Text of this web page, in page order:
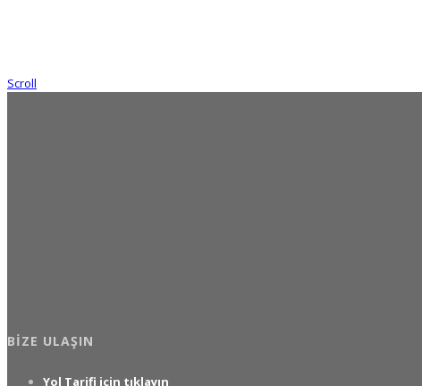
Scroll
BIZE ULAŞIN
Yol Tarifi için tıklayın